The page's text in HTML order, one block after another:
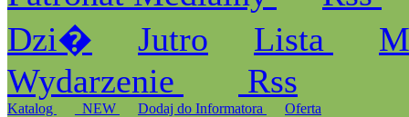
Dzi�
Jutro Lista
Wydarzenie
Rss
Katalog _NEW Dodaj do Informatora Oferta